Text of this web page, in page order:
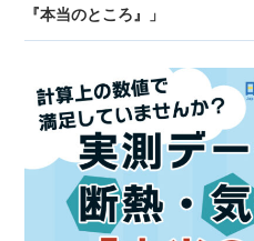
気密測定をご依頼の方
賛助会員入会ご希望の方
お知らせ
『本当のところ』」